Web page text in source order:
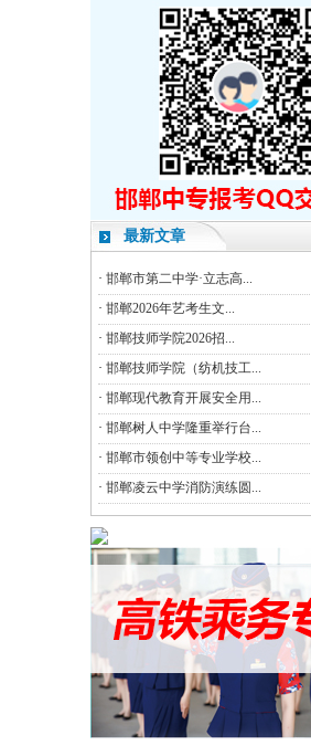
最新文章
· 邯郸市第二中学·立志高...
· 邯郸2026年艺考生文...
· 邯郸技师学院2026招...
· 邯郸技师学院（纺机技工...
· 邯郸现代教育开展安全用...
· 邯郸树人中学隆重举行台...
· 邯郸市领创中等专业学校...
· 邯郸凌云中学消防演练圆...